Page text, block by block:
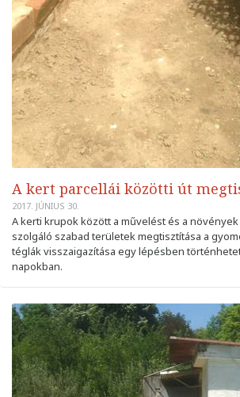
A kert parcellái közötti út
2017. JÚNIUS 30.
A kerti krupok között a művelést és a
szolgáló szabad területek megtisztítása a
téglák visszaigazítása egy lépésben
napokban.